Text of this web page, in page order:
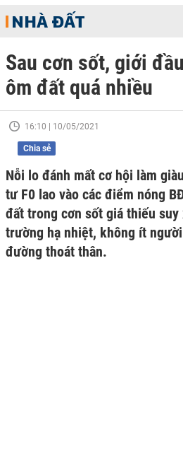
NHÀ ĐẤT
Sau cơn sốt, giới
ôm đất quá nhiều
16:10 | 10/05/2021
Chia sẻ
Nỗi lo đánh mất cơ hội làm
tư F0 lao vào các điểm nóng
đất trong cơn sốt giá thiếu
trường hạ nhiệt, không ít
đường thoát thân.